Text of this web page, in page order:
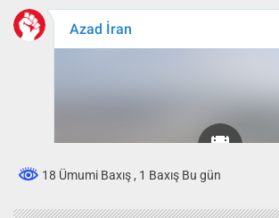
18 Ümumi Baxış, 1 Baxış Bu gün